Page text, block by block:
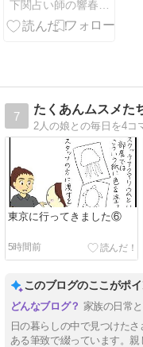
重に
7
たくあんムスメた
2人の娘との毎日を4コ
東京に行ってきました⑥
5時間前
このブログのここがポ
家族の日常
日の暮らしの中で見つけた
ある筆致で綴っています。